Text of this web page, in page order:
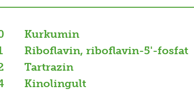
Kurkumin
Riboflavin, riboflavin-5'-fosfat
Tartrazin
Kinolingult